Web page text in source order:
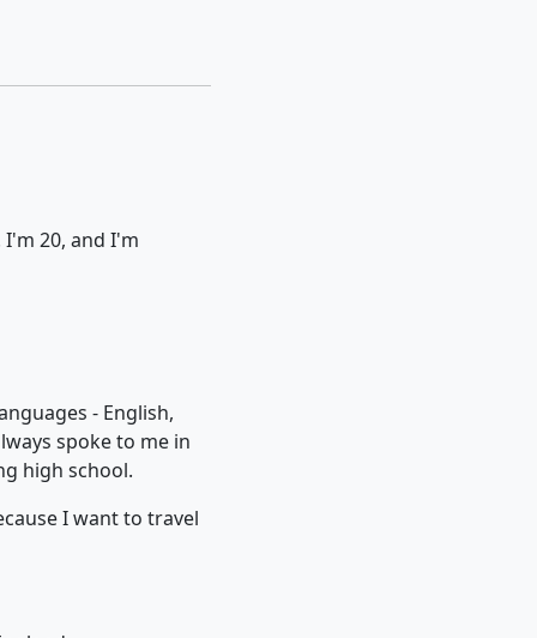
20, and I'm
- English,
spoke to me in
high school.
I want to travel